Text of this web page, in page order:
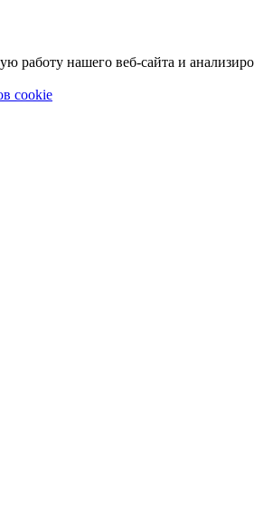
нашего веб-сайта и
cookie